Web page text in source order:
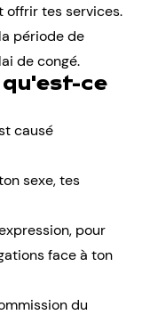
offrir tes services.
période de
de congé.
ce
causé
sexe, tes
pour
face à ton
du